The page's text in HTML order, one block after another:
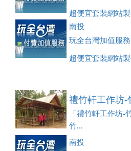
超便宜套裝網站
刊登、訂房系統、客房委託旅行
南投
玩全台灣加值服務
超便宜套裝網站
刊登、訂房系統、客房委託旅行
禮竹軒工作坊-
「禮竹軒工作坊-
竹...
南投